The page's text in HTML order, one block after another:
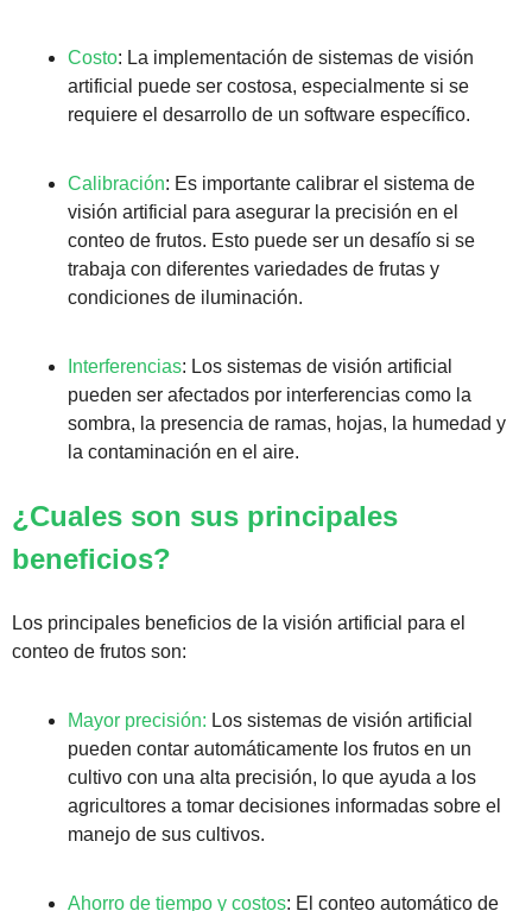
Costo: La implementación de sistemas de visión
artificial puede ser costosa, especialmente si se
requiere el desarrollo de un software específico.
Calibración: Es importante calibrar el sistema de
visión artificial para asegurar la precisión en el
conteo de frutos. Esto puede ser un desafío si se
trabaja con diferentes variedades de frutas y
condiciones de iluminación.
Interferencias: Los sistemas de visión artificial
pueden ser afectados por interferencias como la
sombra, la presencia de ramas, hojas, la humedad y
la contaminación en el aire.
¿Cuales son sus principales
beneficios?
Los principales beneficios de la visión artificial para el
conteo de frutos son:
Mayor precisión: Los sistemas de visión artificial
pueden contar automáticamente los frutos en un
cultivo con una alta precisión, lo que ayuda a los
agricultores a tomar decisiones informadas sobre el
manejo de sus cultivos.
Ahorro de tiempo y costos: El conteo automático de